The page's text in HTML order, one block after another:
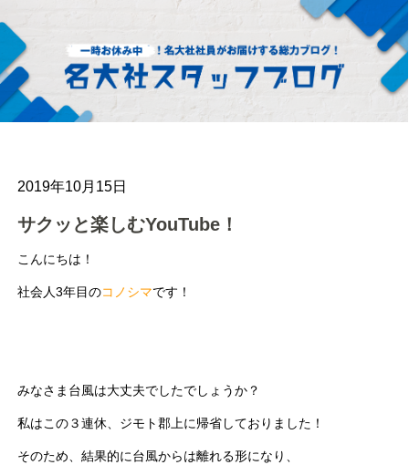
2019年10月15日
サクッと楽しむYouTube！
こんにちは！
社会人3年目のコノシマです！
みなさま台風は大丈夫でしたでしょうか？
私はこの３連休、ジモト郡上に帰省しておりました！
そのため、結果的に台風からは離れる形になり、